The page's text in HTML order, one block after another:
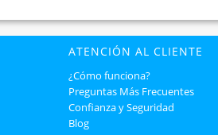
ATENCIÓN AL CLIENTE
¿Cómo funciona?
Preguntas Más Frecuentes
Confianza y Seguridad
Blog